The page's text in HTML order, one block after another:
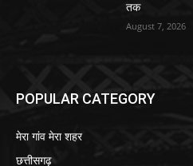
तक
August 7, 2026
POPULAR CATEGORY
मेरा गांव मेरा शहर
छत्तीसगढ़